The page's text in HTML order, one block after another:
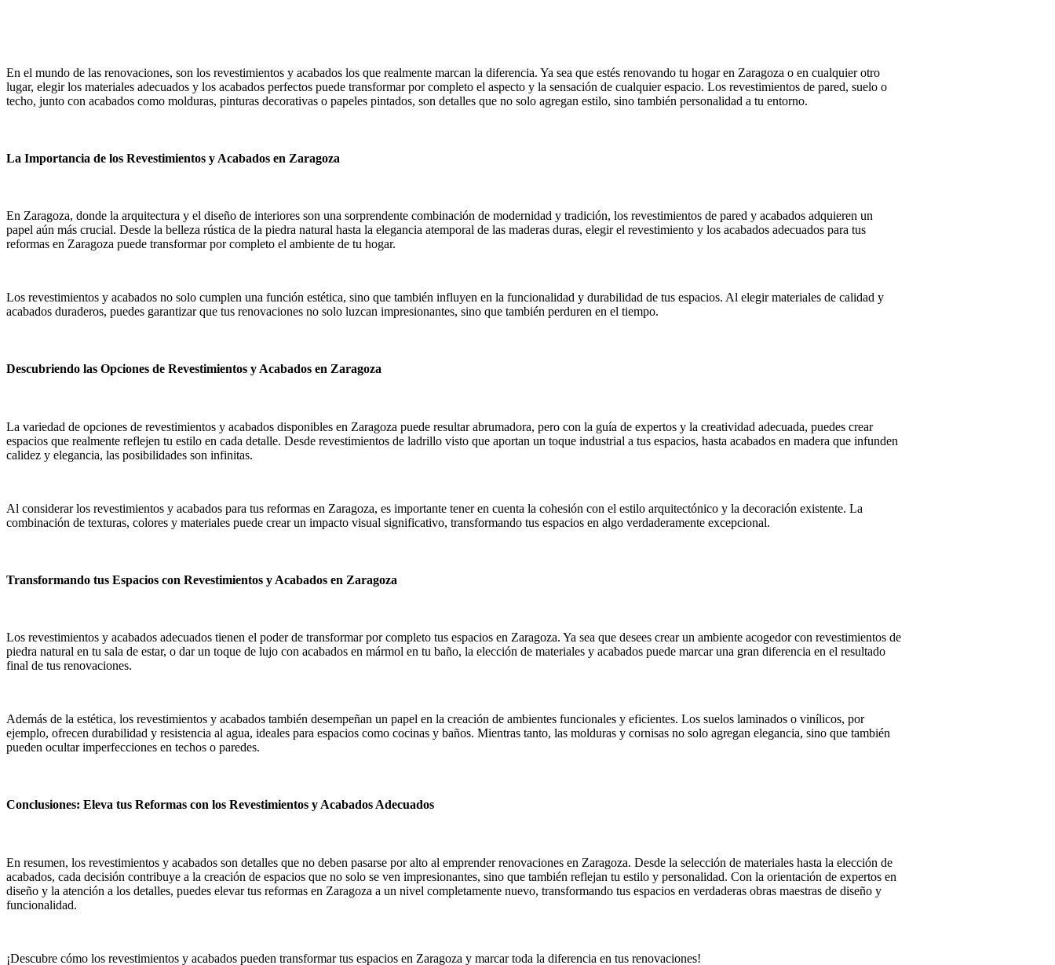
En el mundo de las renovaciones, son los revestimientos y acabados los que realmente marcan la diferencia. Ya sea que estés renovando tu hogar en Zaragoza o en cualquier otro
lugar, elegir los materiales adecuados y los acabados perfectos puede transformar por completo el aspecto y la sensación de cualquier espacio. Los revestimientos de pared, suelo o
techo, junto con acabados como molduras, pinturas decorativas o papeles pintados, son detalles que no solo agregan estilo, sino también personalidad a tu entorno.
La Importancia de los Revestimientos y Acabados en Zaragoza
En Zaragoza, donde la arquitectura y el diseño de interiores son una sorprendente combinación de modernidad y tradición, los revestimientos de pared y acabados adquieren un
papel aún más crucial. Desde la belleza rústica de la piedra natural hasta la elegancia atemporal de las maderas duras, elegir el revestimiento y los acabados adecuados para tus
reformas en Zaragoza puede transformar por completo el ambiente de tu hogar.
Los revestimientos y acabados no solo cumplen una función estética, sino que también influyen en la funcionalidad y durabilidad de tus espacios. Al elegir materiales de calidad y
acabados duraderos, puedes garantizar que tus renovaciones no solo luzcan impresionantes, sino que también perduren en el tiempo.
Descubriendo las Opciones de Revestimientos y Acabados en Zaragoza
La variedad de opciones de revestimientos y acabados disponibles en Zaragoza puede resultar abrumadora, pero con la guía de expertos y la creatividad adecuada, puedes crear
espacios que realmente reflejen tu estilo en cada detalle. Desde revestimientos de ladrillo visto que aportan un toque industrial a tus espacios, hasta acabados en madera que infunden
calidez y elegancia, las posibilidades son infinitas.
Al considerar los revestimientos y acabados para tus reformas en Zaragoza, es importante tener en cuenta la cohesión con el estilo arquitectónico y la decoración existente. La
combinación de texturas, colores y materiales puede crear un impacto visual significativo, transformando tus espacios en algo verdaderamente excepcional.
Transformando tus Espacios con Revestimientos y Acabados en Zaragoza
Los revestimientos y acabados adecuados tienen el poder de transformar por completo tus espacios en Zaragoza. Ya sea que desees crear un ambiente acogedor con revestimientos de
piedra natural en tu sala de estar, o dar un toque de lujo con acabados en mármol en tu baño, la elección de materiales y acabados puede marcar una gran diferencia en el resultado
final de tus renovaciones.
Además de la estética, los revestimientos y acabados también desempeñan un papel en la creación de ambientes funcionales y eficientes. Los suelos laminados o vinílicos, por
ejemplo, ofrecen durabilidad y resistencia al agua, ideales para espacios como cocinas y baños. Mientras tanto, las molduras y cornisas no solo agregan elegancia, sino que también
pueden ocultar imperfecciones en techos o paredes.
Conclusiones: Eleva tus Reformas con los Revestimientos y Acabados Adecuados
En resumen, los revestimientos y acabados son detalles que no deben pasarse por alto al emprender renovaciones en Zaragoza. Desde la selección de materiales hasta la elección de
acabados, cada decisión contribuye a la creación de espacios que no solo se ven impresionantes, sino que también reflejan tu estilo y personalidad. Con la orientación de expertos en
diseño y la atención a los detalles, puedes elevar tus reformas en Zaragoza a un nivel completamente nuevo, transformando tus espacios en verdaderas obras maestras de diseño y
funcionalidad.
¡Descubre cómo los revestimientos y acabados pueden transformar tus espacios en Zaragoza y marcar toda la diferencia en tus renovaciones!